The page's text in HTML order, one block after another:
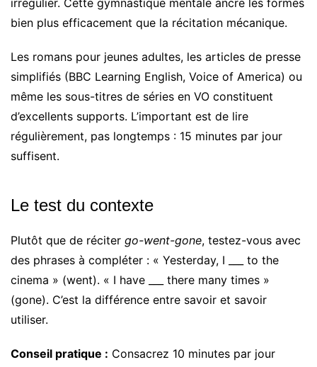
irrégulier. Cette gymnastique mentale ancre les formes
bien plus efficacement que la récitation mécanique.
Les romans pour jeunes adultes, les articles de presse
simplifiés (BBC Learning English, Voice of America) ou
même les sous-titres de séries en VO constituent
d’excellents supports. L’important est de lire
régulièrement, pas longtemps : 15 minutes par jour
suffisent.
Le test du contexte
Plutôt que de réciter go-went-gone, testez-vous avec
des phrases à compléter : « Yesterday, I ___ to the
cinema » (went). « I have ___ there many times »
(gone). C’est la différence entre savoir et savoir
utiliser.
Conseil pratique : Consacrez 10 minutes par jour